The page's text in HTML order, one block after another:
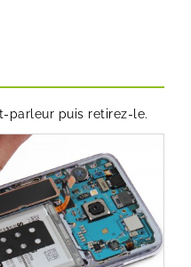
parleur puis retirez-le.